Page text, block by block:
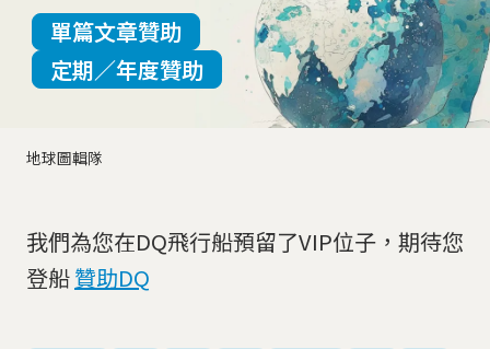
地球圖輯隊
單篇文章贊助
定期／年度贊助
我們為您在DQ飛行船預留了VIP位子，期待您
登船贊助DQ